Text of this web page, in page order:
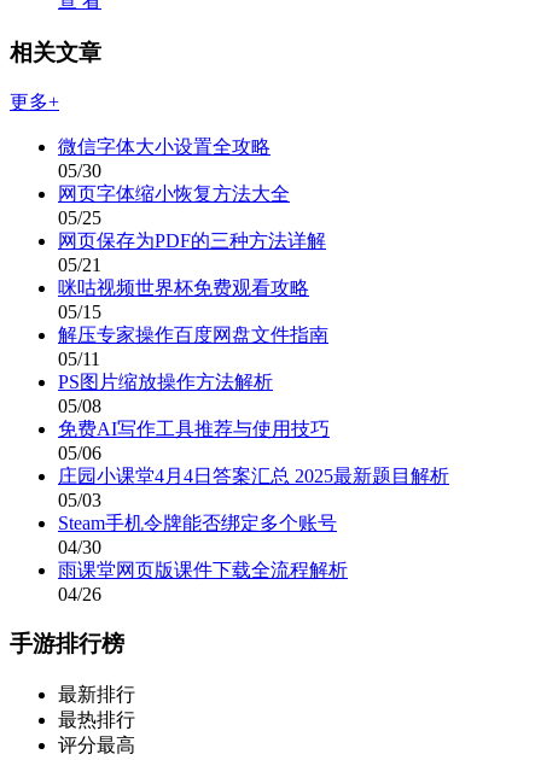
相关文章
更多+
微信字体大小设置全攻略
05/30
网页字体缩小恢复方法大全
05/25
网页保存为PDF的三种方法详解
05/21
咪咕视频世界杯免费观看攻略
05/15
解压专家操作百度网盘文件指南
05/11
PS图片缩放操作方法解析
05/08
免费AI写作工具推荐与使用技巧
05/06
庄园小课堂4月4日答案汇总 2025最新题目解析
05/03
Steam手机令牌能否绑定多个账号
04/30
雨课堂网页版课件下载全流程解析
04/26
手游排行榜
最新排行
最热排行
评分最高